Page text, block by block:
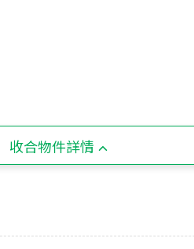
收合物件詳情